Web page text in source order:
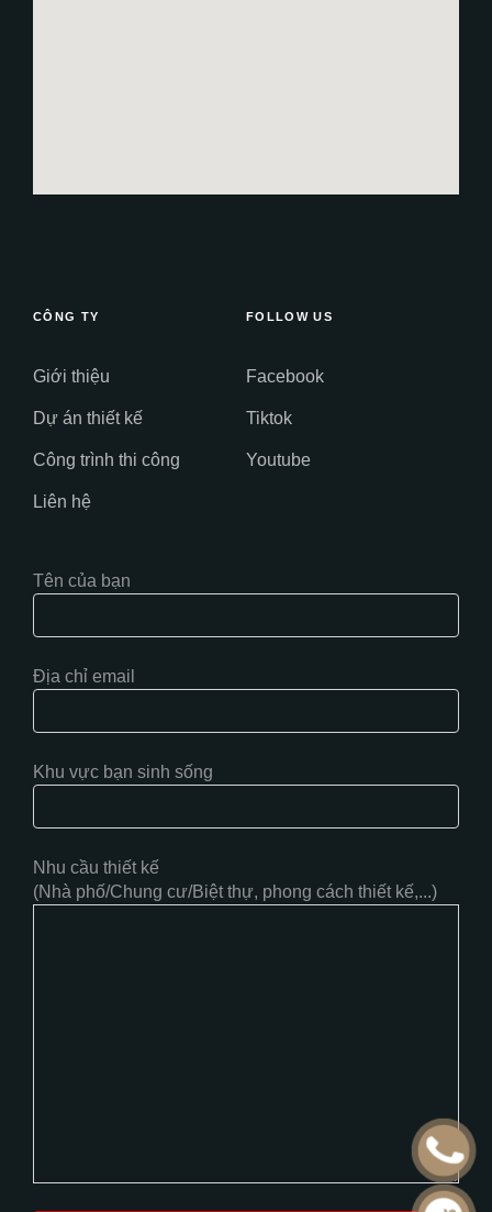
CÔNG TY
Giới thiệu
Dự án thiết kế
Công trình thi công
Liên hệ
FOLLOW US
Facebook
Tiktok
Youtube
Tên của bạn
Địa chỉ email
Khu vực bạn sinh sống
Nhu cầu thiết kế
(Nhà phố/Chung cư/Biệt thự, phong cách thiết kế,...)